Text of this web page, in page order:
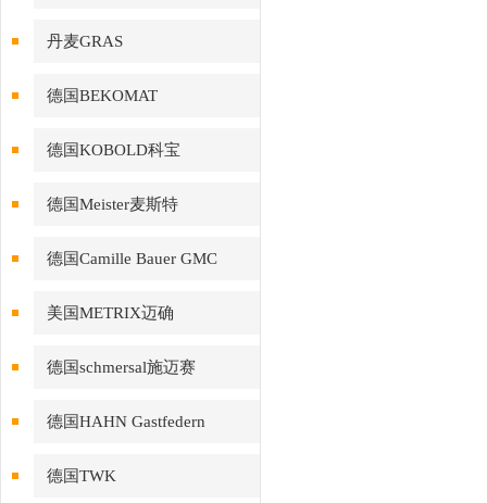
丹麦GRAS
德国BEKOMAT
德国KOBOLD科宝
德国Meister麦斯特
德国Camille Bauer GMC
美国METRIX迈确
德国schmersal施迈赛
德国HAHN Gastfedern
德国TWK